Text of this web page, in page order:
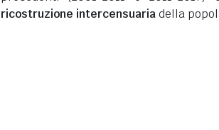
ricostruzione intercensuariadella